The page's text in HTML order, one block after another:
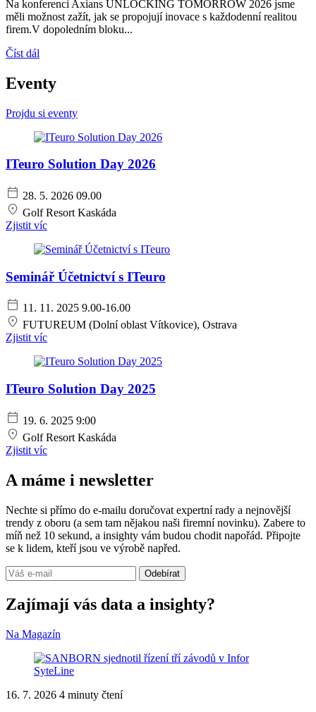
Na konferenci Axians UNLOCKING TOMORROW 2026 jsme
měli možnost zažít, jak se propojují inovace s každodenní realitou
firem.V dopoledním bloku...
Číst dál
Eventy
Projdu si eventy
ITeuro Solution Day 2026
28. 5. 2026 09.00
Golf Resort Kaskáda
Zjistit víc
Seminář Účetnictví s ITeuro
11. 11. 2025 9.00-16.00
FUTUREUM (Dolní oblast Vítkovice), Ostrava
Zjistit víc
ITeuro Solution Day 2025
19. 6. 2025 9:00
Golf Resort Kaskáda
Zjistit víc
A máme i newsletter
Nechte si přímo do e-mailu doručovat expertní rady a nejnovější
trendy z oboru (a sem tam nějakou naši firemní novinku). Zabere to
míň než 10 sekund, a insighty vám budou chodit napořád. Připojte
se k lidem, kteří jsou ve výrobě napřed.
Odebírat
Zajímají vás data a insighty?
Na Magazín
16. 7. 2026 4 minuty čtení